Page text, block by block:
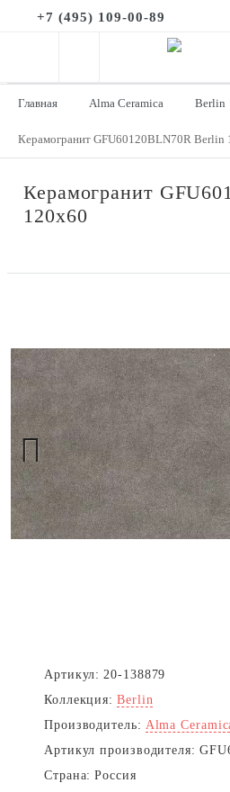
+7 (495) 109-00-89
Главная Alma Ceramica Berlin
Керамогранит GFU60120BLN70R Berlin
Керамогранит
120x60
Next
Артикул: 20-138879
Коллекция: Berlin
Производитель: Alma
Артикул производителя:
Страна: Россия